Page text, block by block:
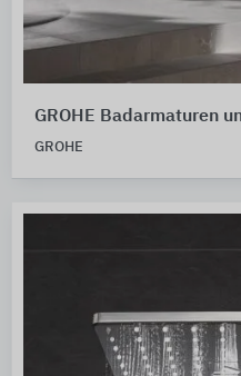
GROHE Badarmaturen
GROHE